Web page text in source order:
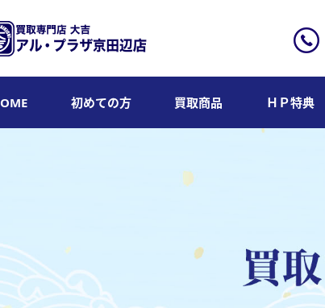
初めての方 買取商品 ＨＰ特典